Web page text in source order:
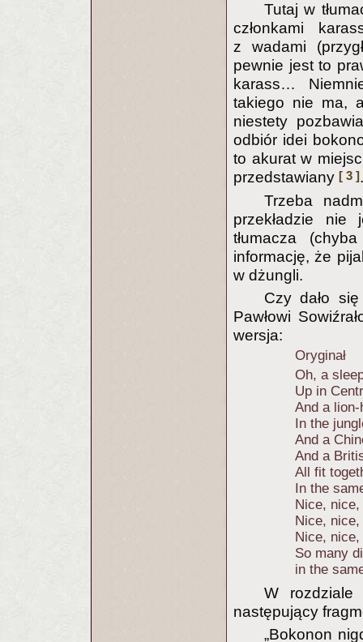
Tutaj w
członkami
z wadami
pewnie jest to
karass…
takiego nie ma,
niestety
odbiór idei
to akurat w
przedstawiany [ 3 ].
Trzeba
przekładzie
tłumacza
informację, że
w dżungli.
Czy dało
Pawłowi
wersja:
Oryginał
Oh, a
Up in
And a lion-
In the
And a
And a
All fit
In the
Nice,
Nice,
Nice,
So many
in the
W
następujący
„Bokonon